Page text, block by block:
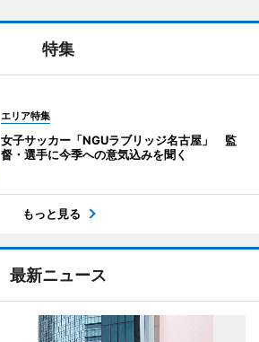
特集
エリア特集
女子サッカー「NGUラブリッジ名古屋」 監
督・選手に今季への意気込みを聞く
もっと見る
最新ニュース